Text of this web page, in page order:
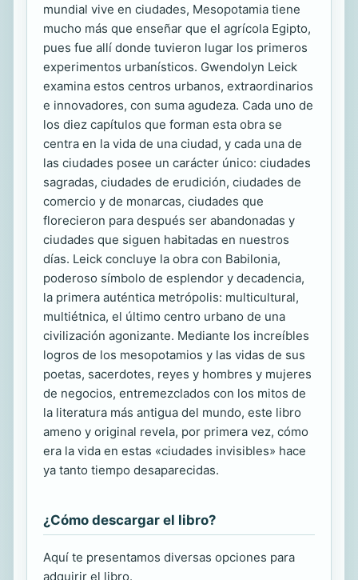
mundial vive en ciudades, Mesopotamia tiene
mucho más que enseñar que el agrícola Egipto,
pues fue allí donde tuvieron lugar los primeros
experimentos urbanísticos. Gwendolyn Leick
examina estos centros urbanos, extraordinarios
e innovadores, con suma agudeza. Cada uno de
los diez capítulos que forman esta obra se
centra en la vida de una ciudad, y cada una de
las ciudades posee un carácter único: ciudades
sagradas, ciudades de erudición, ciudades de
comercio y de monarcas, ciudades que
florecieron para después ser abandonadas y
ciudades que siguen habitadas en nuestros
días. Leick concluye la obra con Babilonia,
poderoso símbolo de esplendor y decadencia,
la primera auténtica metrópolis: multicultural,
multiétnica, el último centro urbano de una
civilización agonizante. Mediante los increíbles
logros de los mesopotamios y las vidas de sus
poetas, sacerdotes, reyes y hombres y mujeres
de negocios, entremezclados con los mitos de
la literatura más antigua del mundo, este libro
ameno y original revela, por primera vez, cómo
era la vida en estas «ciudades invisibles» hace
ya tanto tiempo desaparecidas.
¿Cómo descargar el libro?
Aquí te presentamos diversas opciones para
adquirir el libro.